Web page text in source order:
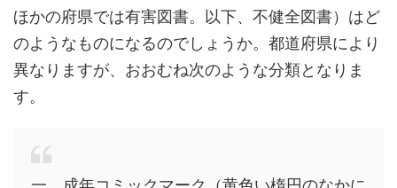
ほかの府県では有害図書。以下、不健全図書）はど
のようなものになるのでしょうか。都道府県により
異なりますが、おおむね次のような分類となりま
す。